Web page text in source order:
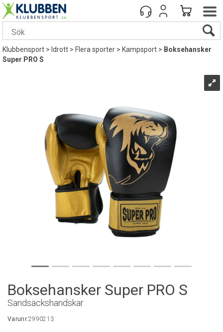
Klubbensport> Idrott>Flera sporter>Kampsport> Boksehansker
Super PRO S
Boksehansker Super PRO S
Sandsäckshandskar
Varunr:2990213